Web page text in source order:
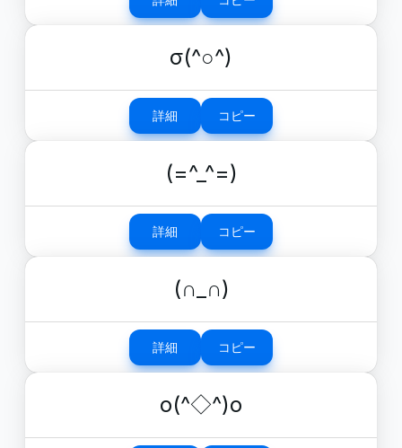
σ(^○^)
詳細 コピー
(=^_^=)
詳細 コピー
(∩_∩)
詳細 コピー
o(^◇^)o